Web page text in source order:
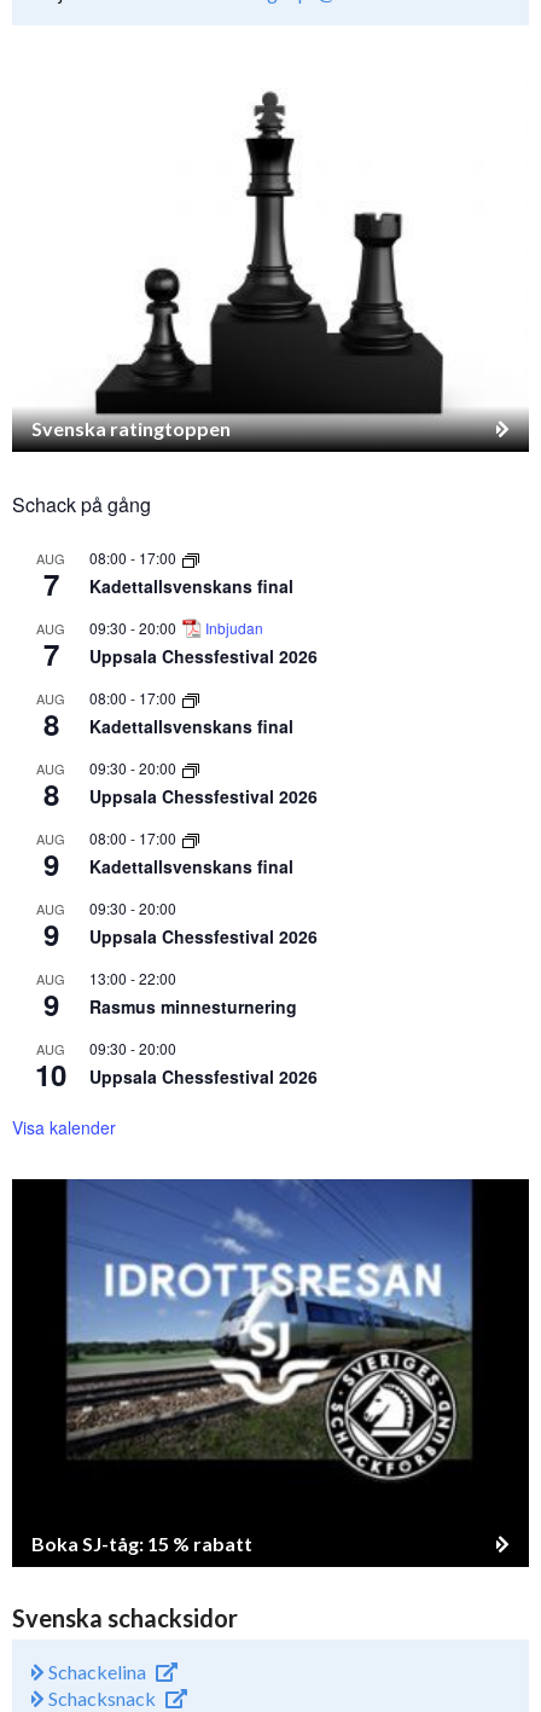
Svenska ratingtoppen
Schack på gång
AUG
7
08:00 - 17:00
Kadettallsvenskans final
AUG
7
09:30 -20:00 Inbjudan
Uppsala Chessfestival 2026
AUG
8
08:00 - 17:00
Kadettallsvenskans final
AUG
8
09:30 -20:00
Uppsala Chessfestival 2026
AUG
9
08:00 - 17:00
Kadettallsvenskans final
AUG
9
09:30 -20:00
Uppsala Chessfestival 2026
AUG
9
13:00 -22:00
Rasmus minnesturnering
AUG
10
09:30 -20:00
Uppsala Chessfestival 2026
Visa kalender
Boka SJ-tåg: 15 % rabatt
Svenska schacksidor
Schackelina
Schacksnack